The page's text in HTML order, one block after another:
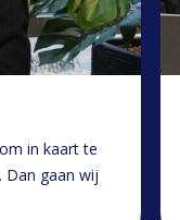
in kaart te
Dan gaan wij